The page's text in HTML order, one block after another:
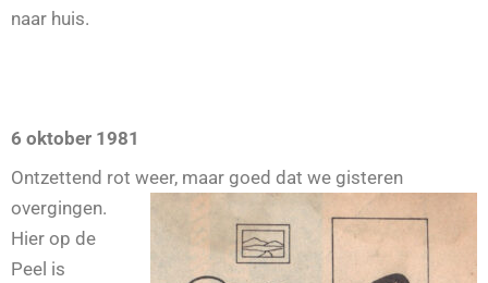
naar huis.
6 oktober 1981
Ontzettend rot weer, maar goed dat we gisteren
overgingen.
Hier op de
Peel is